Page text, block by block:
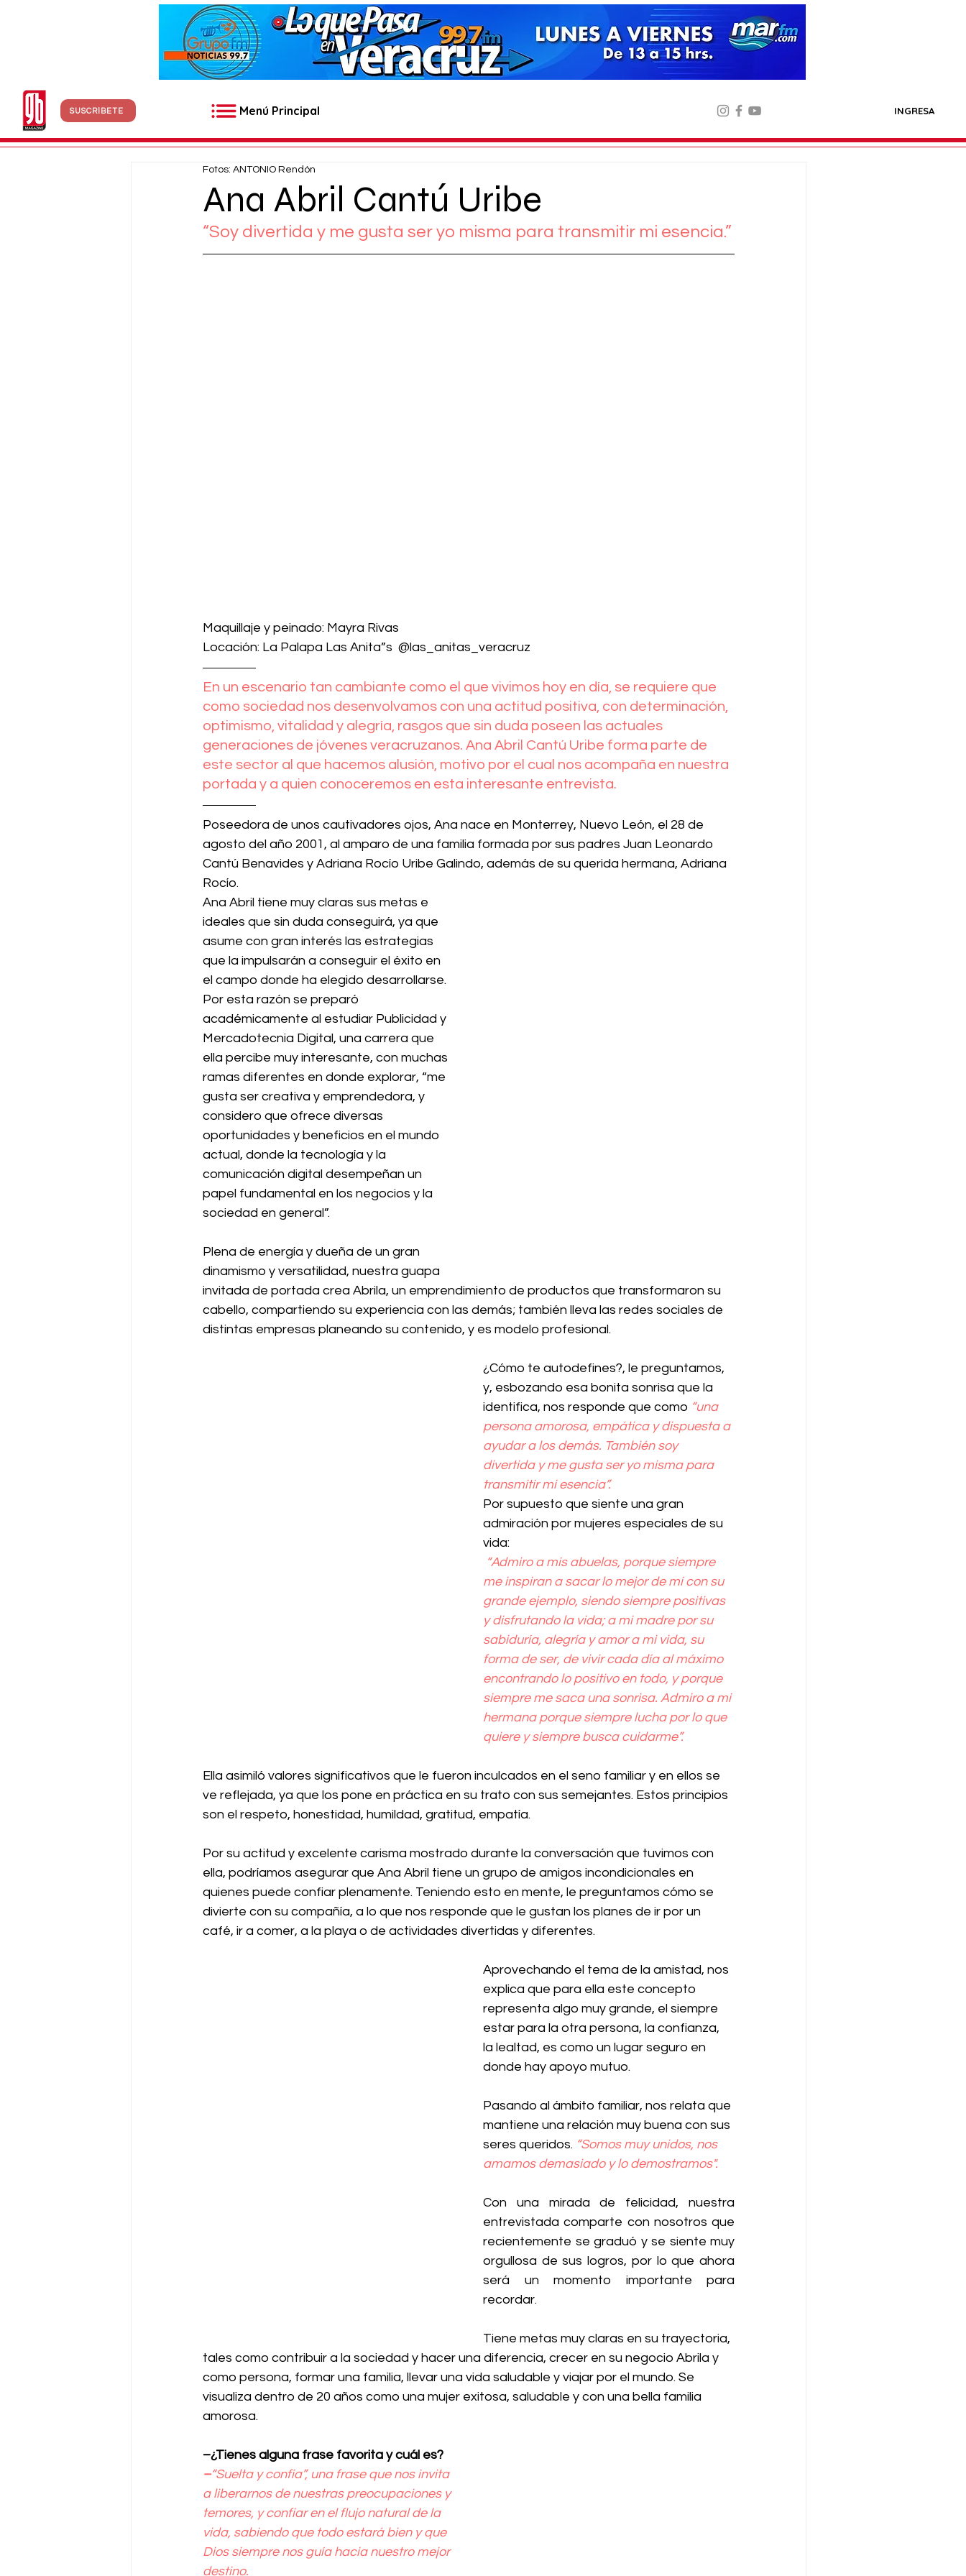
SUSCRÍBETE Menú Principal INGRESA
Ana Abril Cantú Uribe
Fotos: ANTONIO Rendón
“Soy divertida y me gusta ser yo misma para transmitir mi esencia.”
Maquillaje y peinado: Mayra Rivas
Locación: La Palapa Las Anita”s  @las_anitas_veracruz
En un escenario tan cambiante como el que vivimos hoy en día, se requiere que
como sociedad nos desenvolvamos con una actitud positiva, con determinación,
optimismo, vitalidad y alegría, rasgos que sin duda poseen las actuales
generaciones de jóvenes veracruzanos. Ana Abril Cantú Uribe forma parte de
este sector al que hacemos alusión, motivo por el cual nos acompaña en nuestra
portada y a quien conoceremos en esta interesante entrevista.
Poseedora de unos cautivadores ojos, Ana nace en Monterrey, Nuevo León, el 28 de
agosto del año 2001, al amparo de una familia formada por sus padres Juan Leonardo
Cantú Benavides y Adriana Rocío Uribe Galindo, además de su querida hermana, Adriana
Rocío.
Ana Abril tiene muy claras sus metas e
ideales que sin duda conseguirá, ya que
asume con gran interés las estrategias
que la impulsarán a conseguir el éxito en
el campo donde ha elegido desarrollarse.
Por esta razón se preparó
académicamente al estudiar Publicidad y
Mercadotecnia Digital, una carrera que
ella percibe muy interesante, con muchas
ramas diferentes en donde explorar, “me
gusta ser creativa y emprendedora, y
considero que ofrece diversas
oportunidades y beneficios en el mundo
actual, donde la tecnología y la
comunicación digital desempeñan un
papel fundamental en los negocios y la
sociedad en general”.
Plena de energía y dueña de un gran
dinamismo y versatilidad, nuestra guapa
invitada de portada crea Abrila, un emprendimiento de productos que transformaron su
cabello, compartiendo su experiencia con las demás; también lleva las redes sociales de
distintas empresas planeando su contenido, y es modelo profesional.
¿Cómo te autodefines?, le preguntamos,
y, esbozando esa bonita sonrisa que la
identifica, nos responde que como “una
persona amorosa, empática y dispuesta a
ayudar a los demás. También soy
divertida y me gusta ser yo misma para
transmitir mi esencia”.
Por supuesto que siente una gran
admiración por mujeres especiales de su
vida:
me inspiran a sacar lo mejor de mí con su
grande ejemplo, siendo siempre positivas
y disfrutando la vida; a mi madre por su
sabiduría, alegría y amor a mi vida, su
forma de ser, de vivir cada día al máximo
encontrando lo positivo en todo, y porque
siempre me saca una sonrisa. Admiro a mi
hermana porque siempre lucha por lo que
quiere y siempre busca cuidarme”.
Ella asimiló valores significativos que le fueron inculcados en el seno familiar y en ellos se
ve reflejada, ya que los pone en práctica en su trato con sus semejantes. Estos principios
son el respeto, honestidad, humildad, gratitud, empatía.
Por su actitud y excelente carisma mostrado durante la conversación que tuvimos con
ella, podríamos asegurar que Ana Abril tiene un grupo de amigos incondicionales en
quienes puede confiar plenamente. Teniendo esto en mente, le preguntamos cómo se
divierte con su compañía, a lo que nos responde que le gustan los planes de ir por un
café, ir a comer, a la playa o de actividades divertidas y diferentes.
Aprovechando el tema de la amistad, nos
explica que para ella este concepto
representa algo muy grande, el siempre
estar para la otra persona, la confianza,
la lealtad, es como un lugar seguro en
donde hay apoyo mutuo.
Pasando al ámbito familiar, nos relata que
mantiene una relación muy buena con sus
seres queridos. “Somos muy unidos, nos
amamos demasiado y lo demostramos".
Con una mirada de felicidad, nuestra
entrevistada comparte con nosotros que
recientemente se graduó y se siente muy
orgullosa de sus logros, por lo que ahora
será un momento importante para
recordar.
Tiene metas muy claras en su trayectoria,
tales como contribuir a la sociedad y hacer una diferencia, crecer en su negocio Abrila y
como persona, formar una familia, llevar una vida saludable y viajar por el mundo. Se
visualiza dentro de 20 años como una mujer exitosa, saludable y con una bella familia
amorosa.
–¿Tienes alguna frase favorita y cuál es?
–“Suelta y confía”, una frase que nos invita
a liberarnos de nuestras preocupaciones y
temores, y confiar en el flujo natural de la
vida, sabiendo que todo estará bien y que
Dios siempre nos guía hacia nuestro mejor
destino.